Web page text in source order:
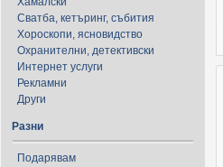
Сватба, кетъринг, събития
Хороскопи, ясновидство
Охранителни, детективски
Интернет услуги
Рекламни
Други
Разни
Подарявам